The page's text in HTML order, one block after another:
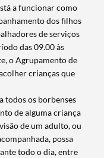
a funcionar como
dos filhos
de serviços
das 09.00 às
o Agrupamento de
crianças que
todos os borbenses
de alguma criança
de um adulto, ou
possa
todo o dia, entre